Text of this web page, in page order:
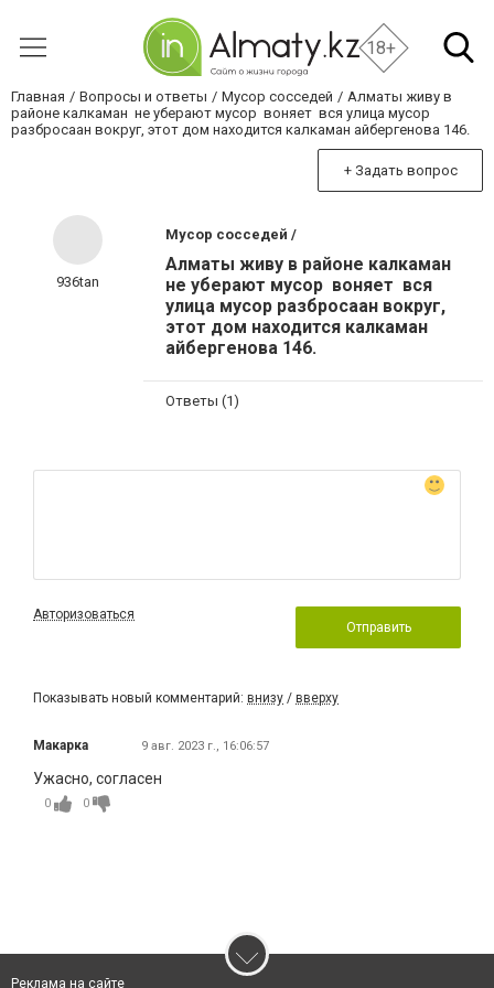
18+
Главная Вопросы и ответы Мусор сосседей
Алматы живу в
районе калкаман не уберают мусор воняет вся улица мусор
разбросаан вокруг, этот дом находится калкаман айбергенова 146.
+ Задать вопрос
936tan
Мусор сосседей /
Алматы живу в районе калкаман
не уберают мусор воняет вся
улица мусор разбросаан вокруг,
этот дом находится калкаман
айбергенова 146.
Ответы (1)
Авторизоваться
Отправить
Показывать новый комментарий: внизу / вверху
Макарка 9 авг. 2023 г., 16:06:57
Ужасно, согласен
0 0
Реклама на сайте